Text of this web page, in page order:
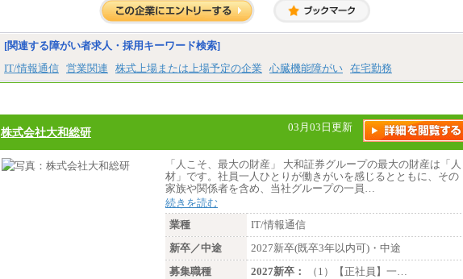
※試用期間中も給与に変更はございません
中途：
基本月給／20万5000円以上(正社員・準社
※経験、能力を考慮の上、当社規定によ
り優遇いたします
[関連する障がい者求人・採用キーワード検索]
IT/情報通信 営業関連 株式上場または上場予定の企業 心臓機能障がい 在宅勤務
株式会社大和総研 03月03日更新
「人こそ、最大の財産」 大和証券グループの最大の財産は「人
材」です。社員一人ひとりが働きがいを感じるとともに、その
家族や関係者を含め、当社グループの一員…
続きを読む
業種
IT/情報通信
新卒／中途
2027新卒(既卒3年以内可)・中途
募集職種
2027新卒：
（1）【正社員】一…